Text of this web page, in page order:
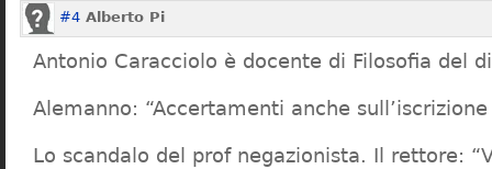
#4 Alberto Pi
Antonio Caracciolo è docente di Filosofia del
Alemanno: “Accertamenti anche
Lo scandalo del prof negazionista. Il rettore: